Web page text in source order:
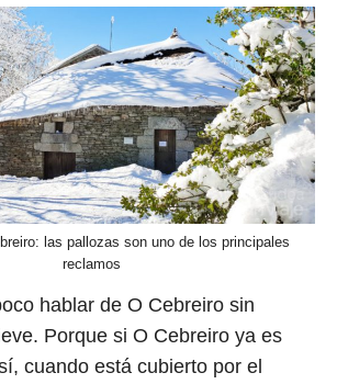
las pallozas son uno de los principales
reclamos
hablar de O Cebreiro sin
Porque si O Cebreiro ya es
cuando está cubierto por el